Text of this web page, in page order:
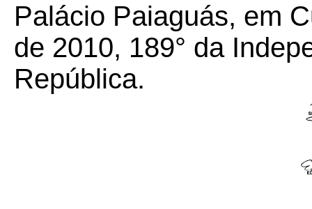
Palácio Paiaguás, em
de 2010, 189° da
República.